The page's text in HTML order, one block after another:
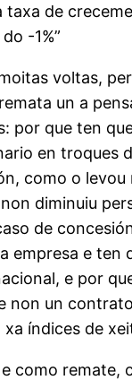
taxa de
-1%”
voltas,
un a
por que ten
en troques
como o levou
diminuiu
de
empresa e ten
e por
non un
xa índices de
como remate,